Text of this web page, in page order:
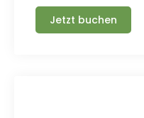
Jetzt buchen